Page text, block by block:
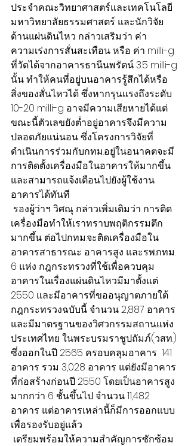
ประจำคณะวิทยาศาสตร์และเทคโนโลยี
มหาวิทยาลัยธรรมศาสตร์ และนักวิจัย
ด้านแผ่นดินไหว​ กล่าวเสริมว่า ค่า
ความเร่งการสั่นสะเทือน หรือ ค่า milli-g
ที่วัดได้จากอาคารธานีนพรัตน์ 3.5 milli-g
นั้น ทำให้คนที่อยู่บนอาคารรู้สึกได้หรือ
สิ่งของสั่นไหวได้ ซึ่งหากรุนแรงถึงระดับ
10-20 milli-g อาจมีความเสียหายได้แต่
ขณะนี้ตัวเลขยังต่ำอยู่อาคารจึงมีความ
ปลอดภัยแน่นอน ซึ่งโครงการวิจัยที่
ดำเนินการร่วมกับกทม.อยู่ในอนาคตจะมี
การติดตั้งเครื่องมือในอาคารให้มากขึ้น
และสามารถแจ้งเตือนไปยังผู้ใช้งาน
อาคารได้ทันที
เครื่องมือทำให้เราทราบพฤติกรรมตึก
มากขึ้น ต่อไปกทม.จะติดเครื่องมือใน
อาคารสาธารณะ อาคารสูง และรพ.กทม.
6 แห่ง กฎกระทรวงที่ใช้เพื่อควบคุม
อาคารในเรื่องแผ่นดินไหวมีมาตั้งแต่
2550 และมีอาคารที่ขออนุญาตภายใต้
กฎกระทรวงฉบับนี้ จำนวน 2,887 อาคาร
และมีมาตรฐานของวิศวกรรมสถานแห่ง
ประเทศไทย ในพระบรมราชูปถัมภ์(วสท.)
ซึ่งออกในปี 2565 ครอบคลุมอาคาร  141
อาคาร รวม 3,028 อาคาร แต่ยังมีอาคาร
ที่ก่อสร้างก่อนปี 2550 โดยเป็นอาคารสูง
มากกว่า 6 ชั้นขึ้นไป จำนวน 11,482
อาคาร แต่อาคารเหล่านี้ก็มีการออกแบบ
เพื่อรองรับอยู่แล้ว